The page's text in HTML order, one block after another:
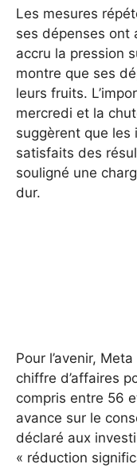
Les mesures
ses dépenses ont
accru la pression
montre que ses
leurs fruits.
mercredi et la
suggèrent que les
satisfaits des
souligné une
dur.
Pour l’avenir,
chiffre d’affaires
compris entre 56
avance sur le
déclaré aux
« réduction